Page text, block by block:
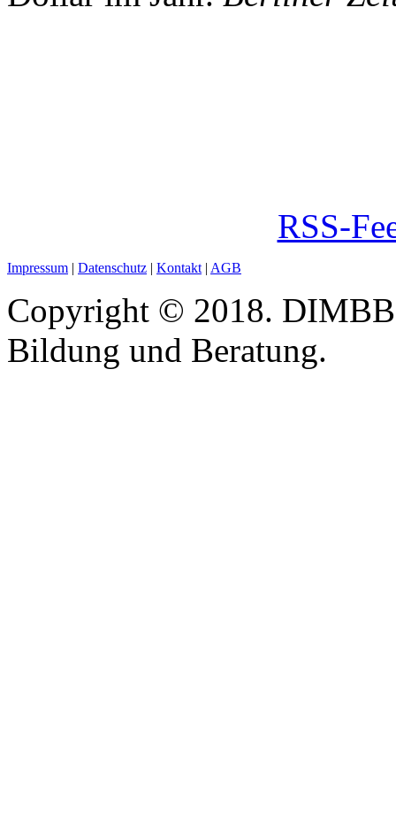
RSS-
Impressum | Datenschutz | Kontakt | AGB
Copyright © 2018.
Bildung und Beratung.